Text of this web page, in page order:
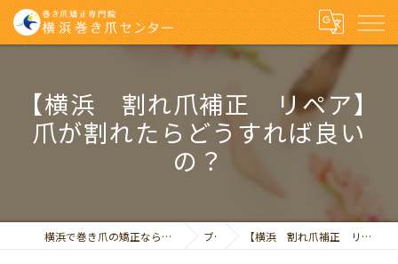
【横浜 割れ爪補正 リペア】
爪が割れたらどうすれば良い
の？
横浜で巻き爪の矯正なら巻き爪矯正専門院 横浜巻き爪センター ブログ 【横浜 割れ爪補正 リペア】爪が割れたらどうすれば良いの？